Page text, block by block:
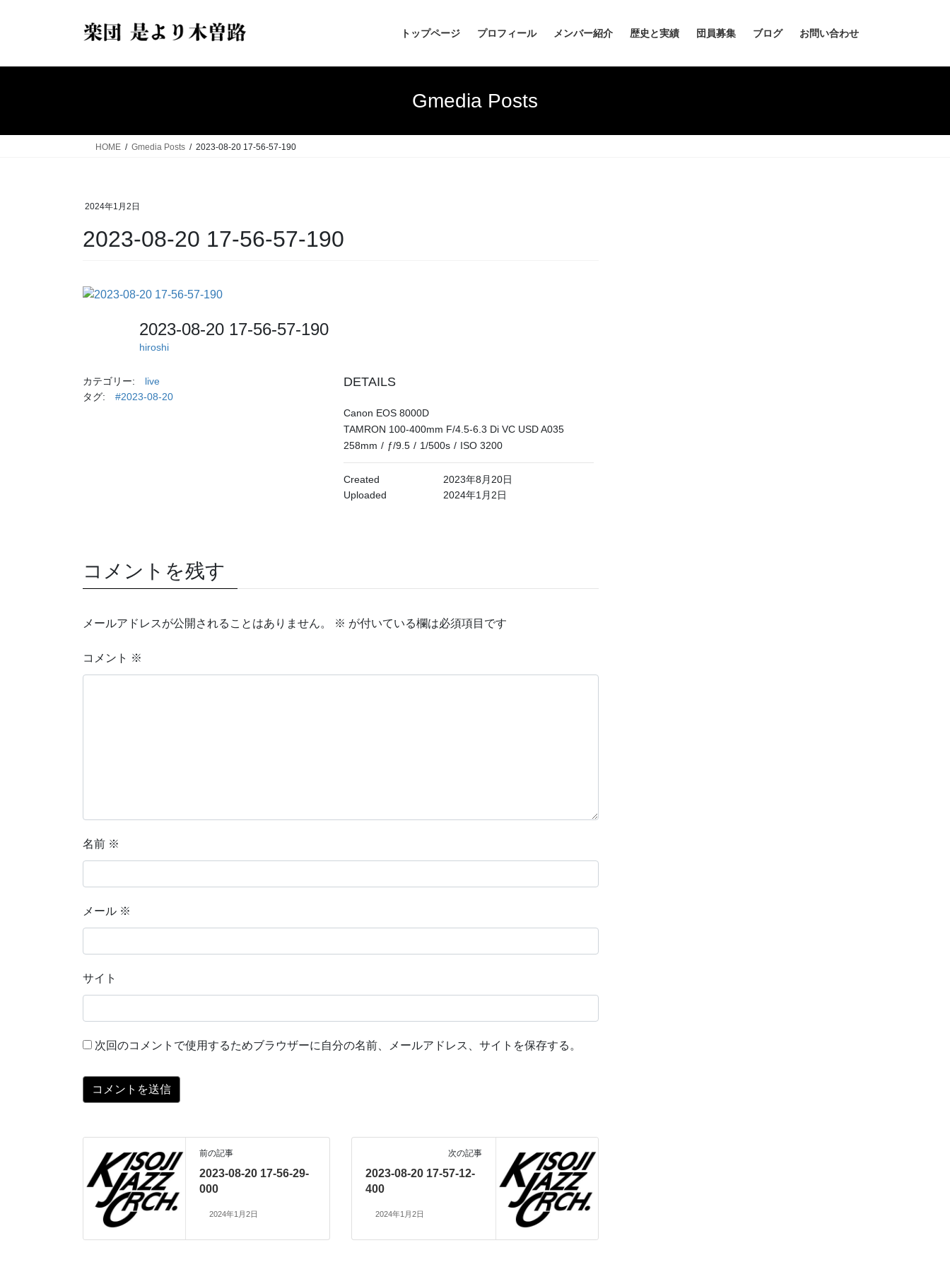
トップページ プロフィール メンバー紹介 歴史と実績 団員募集 ブログ お問い合わせ
Gmedia Posts
HOME Gmedia Posts 2023-08-20 17-56-57-190
2024年1月2日
2023-08-20 17-56-57-190
2023-08-20 17-56-57-190
hiroshi
カテゴリー:
live
タグ:
#2023-08-20
DETAILS
Canon EOS 8000D
TAMRON 100-400mm F/4.5-6.3 Di VC USD A035
258mm / ƒ/9.5 / 1/500s / ISO 3200
Created
2023年8月20日
Uploaded
2024年1月2日
コメントを残す
メールアドレスが公開されることはありません。 ※ が付いている欄は必須項目です
コメント ※
名前 ※
メール ※
サイト
次回のコメントで使用するためブラウザーに自分の名前、メールアドレス、サイトを保存する。
前の記事
2023-08-20 17-56-29-
000
2024年1月2日
次の記事
2023-08-20 17-57-12-
400
2024年1月2日